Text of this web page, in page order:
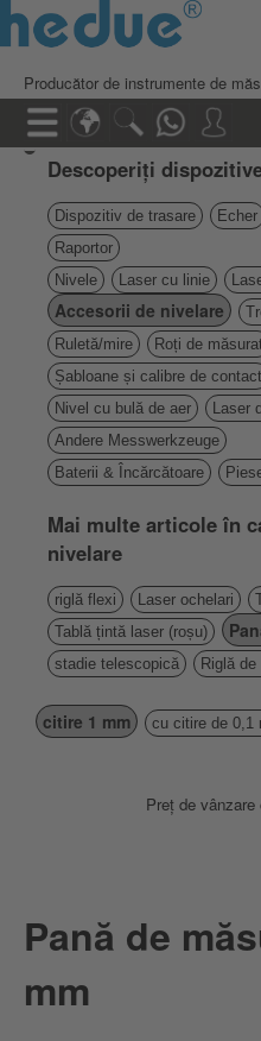
Producător de instrumente de
Descoperiți
Dispozitiv de trasare Echer
Raportor
Nivele
Laser cu linie
Accesorii de nivelare
Ruletă/mire
Roți de
Șabloane și calibre de contact
Nivel cu bulă de aer
Laser
Andere Messwerkzeuge
Baterii & Încărcătoare
Mai multe articole în
nivelare
riglă flexi Laser ochelari
Tablă țintă laser (roșu)
stadie telescopică Riglă
citire 1 mm cu citire de 0,1
Preț de
Pană de
mm